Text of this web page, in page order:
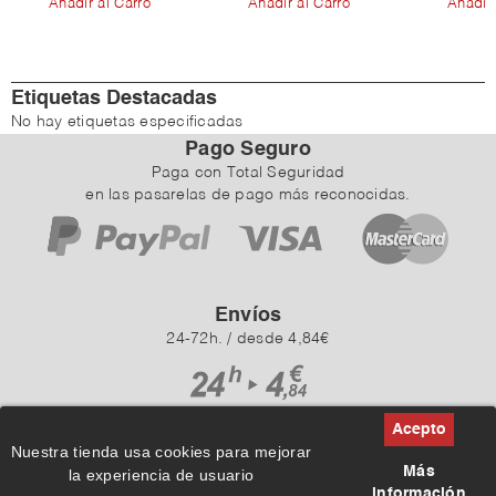
Nuestra tienda usa cookies para mejorar
la experiencia de usuario
Más
Añadir al Carro Añadir al Carro Añadir
Etiquetas Destacadas
No hay etiquetas especificadas
Pago Seguro
Paga con Total Seguridad
en las pasarelas de pago más reconocidas.
Envíos
24-72h. / desde 4,84€